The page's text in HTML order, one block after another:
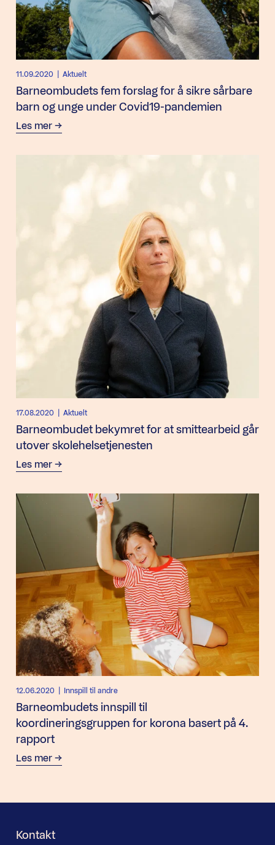
11.09.2020 | Aktuelt
Barneombudets fem forslag for å sikre sårbare
barn og unge under Covid19-pandemien
Les mer
17.08.2020 | Aktuelt
Barneombudet bekymret for at smittearbeid går
utover skolehelsetjenesten
Les mer
12.06.2020 | Innspill til andre
Barneombudets innspill til
koordineringsgruppen for korona basert på 4.
rapport
Les mer
Kontakt